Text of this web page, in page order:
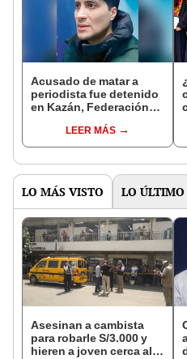
Acusado de matar a
periodista fue detenido
en Kazán, Federación
LEER MÁS
LO MÁS VISTO LO ÚLTIMO
Asesinan a cambista
para robarle S/3.000 y
hieren a joven cerca al